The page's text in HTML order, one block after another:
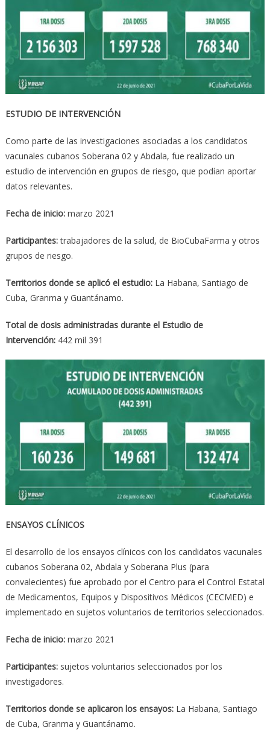
ESTUDIO DE INTERVENCIÓN
Como parte de las investigaciones asociadas a los candidatos
vacunales cubanos Soberana 02 y Abdala, fue realizado un
estudio de intervención en grupos de riesgo, que podían aportar
datos relevantes.
Fecha de inicio:marzo 2021
Participantes:trabajadores de la salud, de BioCubaFarma y otros
grupos de riesgo.
Territorios donde se aplicó el estudio:La Habana, Santiago de
Cuba, Granma y Guantánamo.
Total de dosis administradas durante el Estudio de
Intervención:442 mil 391
ENSAYOS CLÍNICOS
El desarrollo de los ensayos clínicos con los candidatos vacunales
cubanos Soberana 02, Abdala y Soberana Plus (para
convalecientes) fue aprobado por el Centro para el Control Estatal
de Medicamentos, Equipos y Dispositivos Médicos (CECMED) e
implementado en sujetos voluntarios de territorios seleccionados.
Fecha de inicio:marzo 2021
Participantes:sujetos voluntarios seleccionados por los
investigadores.
Territorios donde se aplicaron los ensayos:La Habana, Santiago
de Cuba, Granma y Guantánamo.